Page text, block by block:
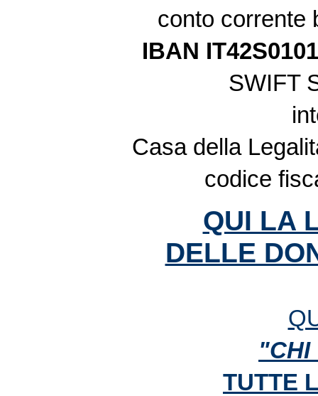
conto corrente
IBAN
SWIFT
Casa della
codice
QUI LA
DELLE
"CHI
TUTTE